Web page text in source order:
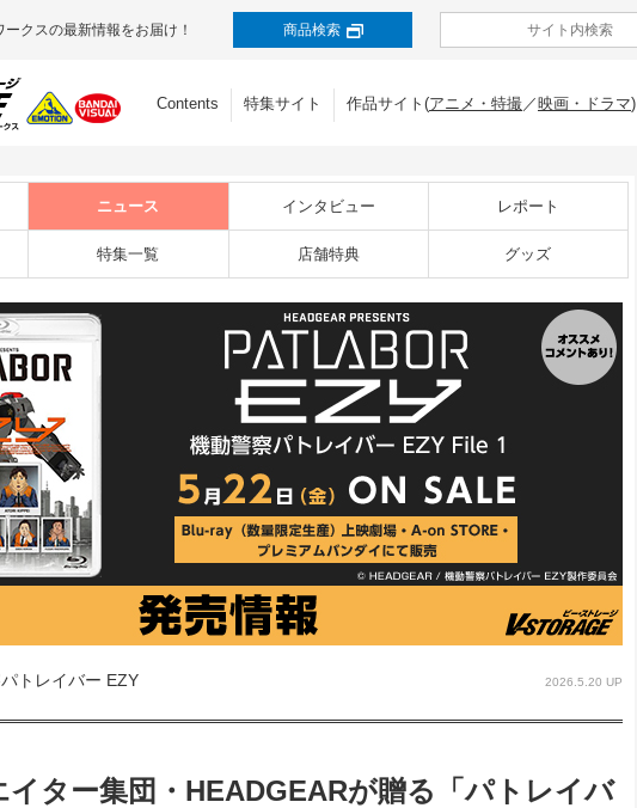
クスの最新情報をお届け！ 商品検索
Contents 特集サイト 作品サイト(アニメ・特撮／映画・ドラマ)
ニュース インタビュー レポート
特集一覧 店舗特典 グッズ
トレイバー EZY 2026.5.20 UP
イター集団・HEADGEARが贈る「パトレイバ